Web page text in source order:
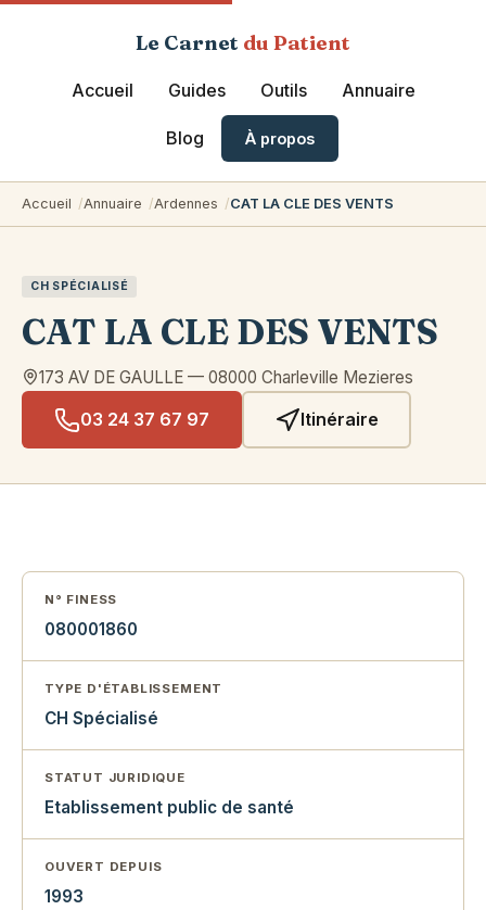
Le Carnet du Patient
Accueil Guides Outils Annuaire
Blog À propos
Accueil Annuaire Ardennes CAT LA CLE DES VENTS
CH SPÉCIALISÉ
CAT LA CLE DES VENTS
173 AV DE GAULLE — 08000 Charleville Mezieres
03 24 37 67 97 Itinéraire
N° FINESS
080001860
TYPE D'ÉTABLISSEMENT
CH Spécialisé
STATUT JURIDIQUE
Etablissement public de santé
OUVERT DEPUIS
1993